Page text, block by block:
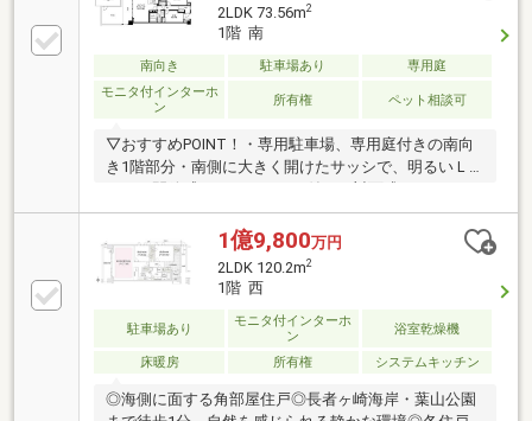
2LDK 73.56m2
1階 南
南向き 駐車場あり
専用庭
モニタ付インターホ
ン
所有権 ペット相談可
▽おすすめPOINT！・専用駐車場、専用庭付きの南向
き1階部分・南側に大きく開けたサッシで、明るいＬ
洋室にＷＩＣ、玄関には大型シューズラック・ペット
OKで、愛犬と海辺の散歩が日常になりますマンション
目の前は、富士山を望む大浜海岸、隣接地には葉山公
園に葉山御用邸。その先には葉山警察署もあり、安心
1億9,800万円
2LDK 120.2m2
1階 西
駐車場あり
モニタ付インターホ
ン
浴室乾燥機
床暖房 所有権 システムキッチン
◎海側に面する角部屋住戸◎長者ヶ崎海岸・葉山公園